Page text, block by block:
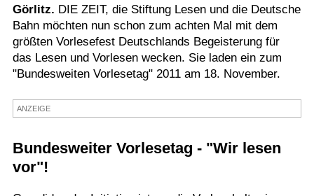
Gesellschaft
Wirtschaft
Service
Verkehr
Gesundheit
Sport
Termine
Görlitz. DIE ZEIT, die Stiftung Lesen und die Deutsche
Bahn möchten nun schon zum achten Mal mit dem
größten Vorlesefest Deutschlands Begeisterung für
das Lesen und Vorlesen wecken. Sie laden ein zum
"Bundesweiten Vorlesetag" 2011 am 18. November.
ANZEIGE
Bundesweiter Vorlesetag - "Wir lesen
vor"!